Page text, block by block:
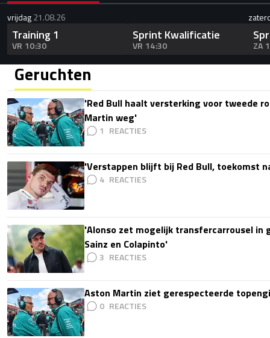
vrijdag21.08.26
Training 1
VR 10:30
Sprint Kwalificatie
VR 14:30 ZA
Geruchten
'Red Bull haalt versterking voor tweede
Martin weg'
1
'Verstappen blijft bij Red Bull, toekomst
4
'Alonso zet mogelijk transfercarrousel in
Sainz en Colapinto'
3
Aston Martin ziet gerespecteerde
0